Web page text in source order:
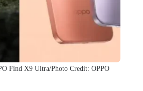
Find X9 Ultra/Photo Credit: OPPO